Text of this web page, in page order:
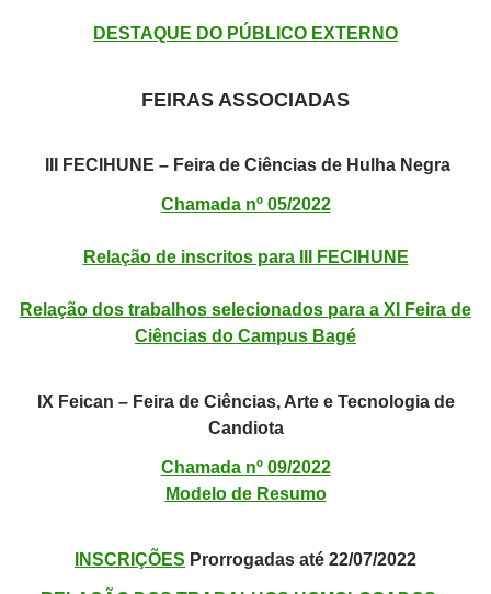
DESTAQUE DO PÚBLICO EXTERNO
FEIRAS ASSOCIADAS
III FECIHUNE – Feira de Ciências de Hulha Negra
Chamada nº 05/2022
Relação de inscritos para III FECIHUNE
Relação dos trabalhos selecionados para a XI Feira de
Ciências do Campus Bagé
IX Feican – Feira de Ciências, Arte e Tecnologia de
Candiota
Chamada nº 09/2022
Modelo de Resumo
INSCRIÇÕES Prorrogadas até 22/07/2022